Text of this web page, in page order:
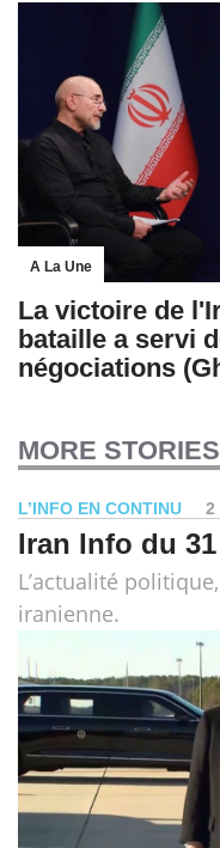
A La Une
La victoire de
bataille a servi
négociations
MORE STORIES
L’INFO EN CONTINU 2
Iran Info du
L’actualité
iranienne.